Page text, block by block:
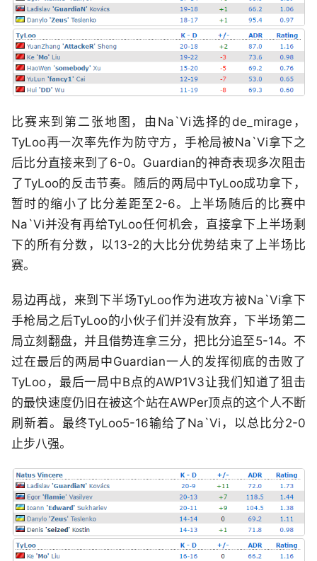
比赛来到第二张地图，由Na`Vi选择的de_mirage，
TyLoo再一次率先作为防守方，手枪局被Na`Vi拿下之
后比分直接来到了6-0。Guardian的神奇表现多次阻击
了TyLoo的反击节奏。随后的两局中TyLoo成功拿下，
暂时的缩小了比分差距至2-6。上半场随后的比赛中
Na`Vi并没有再给TyLoo任何机会，直接拿下上半场剩
下的所有分数，以13-2的大比分优势结束了上半场比
赛。
易边再战，来到下半场TyLoo作为进攻方被Na`Vi拿下
手枪局之后TyLoo的小伙子们并没有放弃，下半场第二
局立刻翻盘，并且借势连拿三分，把比分追至5-14。不
过在最后的两局中Guardian一人的发挥彻底的击败了
TyLoo，最后一局中B点的AWP1V3让我们知道了狙击
的最快速度仍旧在被这个站在AWPer顶点的这个人不断
刷新着。最终TyLoo5-16输给了Na`Vi，以总比分2-0
止步八强。